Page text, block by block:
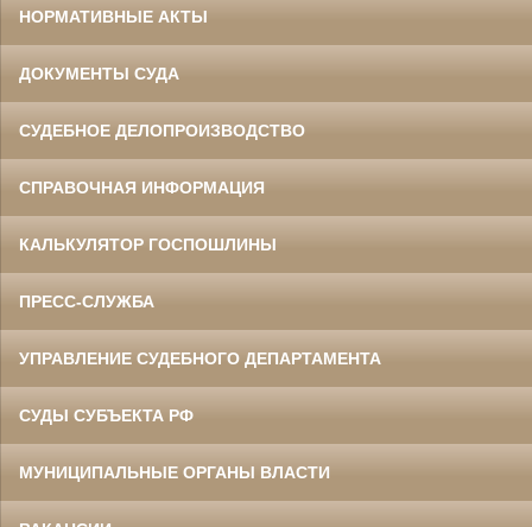
НОРМАТИВНЫЕ АКТЫ
ДОКУМЕНТЫ СУДА
СУДЕБНОЕ ДЕЛОПРОИЗВОДСТВО
СПРАВОЧНАЯ ИНФОРМАЦИЯ
КАЛЬКУЛЯТОР ГОСПОШЛИНЫ
ПРЕСС-СЛУЖБА
УПРАВЛЕНИЕ СУДЕБНОГО ДЕПАРТАМЕНТА
СУДЫ СУБЪЕКТА РФ
МУНИЦИПАЛЬНЫЕ ОРГАНЫ ВЛАСТИ